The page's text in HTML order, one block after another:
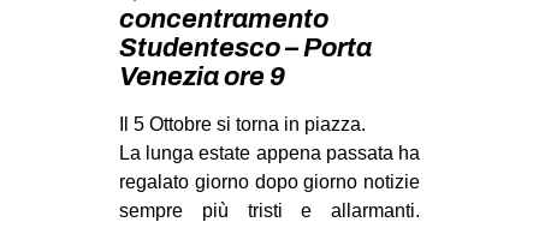
ZAM
MILANO
MOBILITAZIONI
SPAZI
SPORT POPOLARE
concentramento
Studentesco – Porta
Venezia ore 9
Il 5 Ottobre si torna in piazza.
La lunga estate appena passata ha
regalato giorno dopo giorno notizie
sempre più tristi e allarmanti.